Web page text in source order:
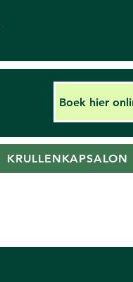
Boek hier
KRULLENKAPSALON